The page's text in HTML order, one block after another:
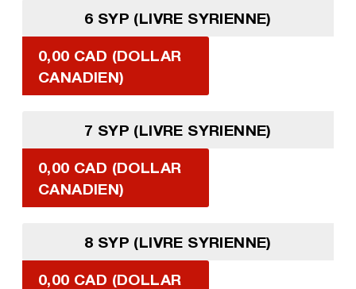
6 SYP (LIVRE SYRIENNE)
0,00 CAD (DOLLAR
CANADIEN)
7 SYP (LIVRE SYRIENNE)
0,00 CAD (DOLLAR
CANADIEN)
8 SYP (LIVRE SYRIENNE)
0,00 CAD (DOLLAR